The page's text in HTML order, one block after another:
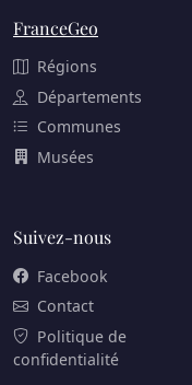
FranceGeo
Régions
Départements
Communes
Musées
Suivez-nous
Facebook
Contact
Politique de
confidentialité